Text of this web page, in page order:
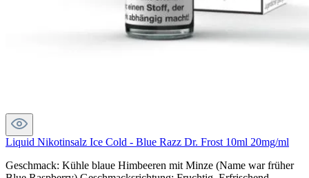
Liquid Nikotinsalz Ice Cold - Blue Razz Dr. Frost 10ml 20mg/ml
Geschmack: Kühle blaue Himbeeren mit Minze (Name war früher